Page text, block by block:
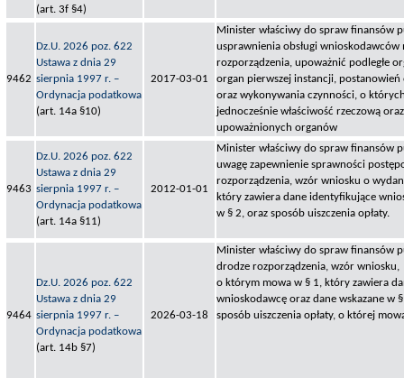
(art. 3f §4)
9462
Dz.U. 2026 poz. 622
Ustawa z dnia 29
sierpnia 1997 r. –
Ordynacja podatkowa
(art. 14a §10)
2017-03-01
Minister właściwy do spraw finansów
usprawnienia obsługi wnioskodawców
rozporządzenia, upoważnić podległe
organ pierwszej instancji,
oraz wykonywania czynności, o
jednocześnie właściwość rzeczową
upoważnionych organów
9463
Dz.U. 2026 poz. 622
Ustawa z dnia 29
sierpnia 1997 r. –
Ordynacja podatkowa
(art. 14a §11)
2012-01-01
Minister właściwy do spraw finansów
uwagę zapewnienie sprawności
rozporządzenia, wzór wniosku o
który zawiera dane identyfikujące
w § 2, oraz sposób uiszczenia opłaty.
9464
Dz.U. 2026 poz. 622
Ustawa z dnia 29
sierpnia 1997 r. –
Ordynacja podatkowa
(art. 14b §7)
2026-03-18
Minister właściwy do spraw finansów
drodze rozporządzenia, wzór wniosku,
o którym mowa w § 1, który zawiera
wnioskodawcę oraz dane wskazane w
sposób uiszczenia opłaty, o której